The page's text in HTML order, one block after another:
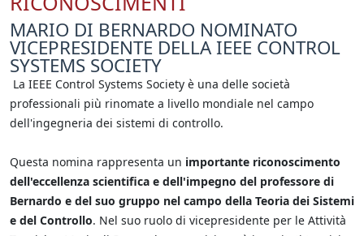
MARIO DI BERNARDO NOMINATO
VICEPRESIDENTE DELLA IEEE CONTROL
SYSTEMS SOCIETY
La IEEE Control Systems Society è una delle società
professionali più rinomate a livello mondiale nel campo
dell'ingegneria dei sistemi di controllo.
Questa nomina rappresenta un importante riconoscimento
dell'eccellenza scientifica e dell'impegno del professore di
Bernardo e del suo gruppo nel campo della Teoria dei Sistemi
e del Controllo. Nel suo ruolo di vicepresidente per le Attività